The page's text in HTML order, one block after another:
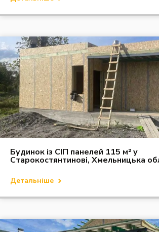
Будинок із СІП панелей 115 м² у
Старокостянтинові, Хмельницька
Детальніше